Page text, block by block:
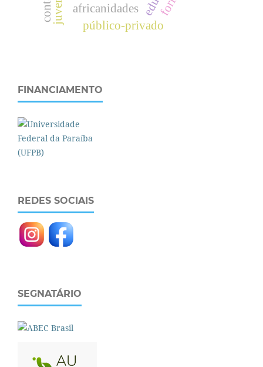
público-privado
africanidades
FINANCIAMENTO
REDES SOCIAIS
SEGNATÁRIO